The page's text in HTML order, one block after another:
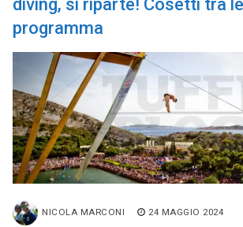
diving, si riparte! Cosetti tra
programma
NICOLA MARCONI 24 MAGGIO 2024